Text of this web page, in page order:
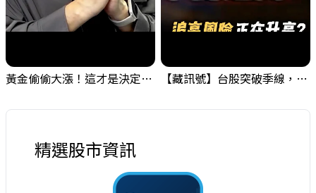
黃金偷偷大漲！這才是決定台股生死的「真風向球」！｜Mr.Jimmy高志銘 #黃金 #美元指數 #聯準會 【藏訊號】台股突破季線，週一我提醒了這個關鍵訊號
精選股市資訊